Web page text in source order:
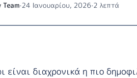
·24 Ιανουαρίου, 2026·2 λεπτά
είναι διαχρονικά η πιο